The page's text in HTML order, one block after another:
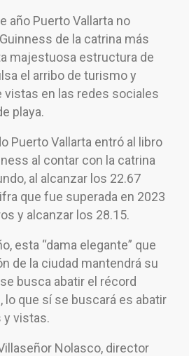
año Puerto Vallarta no
de la catrina más
majestuosa estructura de
el arribo de turismo y
vistas en las redes sociales
playa.
Puerto Vallarta entró al libro
al contar con la catrina
al alcanzar los 22.67
que fue superada en 2023
y alcanzar los 28.15.
esta “dama elegante” que
de la ciudad mantendrá su
busca abatir el récord
lo que sí se buscará es abatir
y vistas.
Nolasco, director